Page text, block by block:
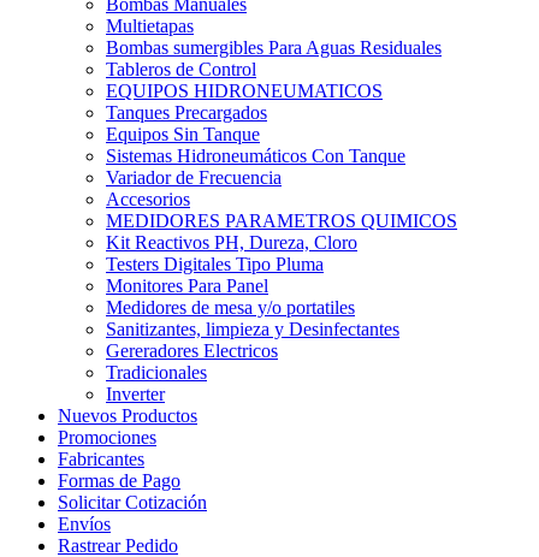
Bombas Manuales
Multietapas
Bombas sumergibles Para Aguas Residuales
Tableros de Control
EQUIPOS HIDRONEUMATICOS
Tanques Precargados
Equipos Sin Tanque
Sistemas Hidroneumáticos Con Tanque
Variador de Frecuencia
Accesorios
MEDIDORES PARAMETROS QUIMICOS
Kit Reactivos PH, Dureza, Cloro
Testers Digitales Tipo Pluma
Monitores Para Panel
Medidores de mesa y/o portatiles
Sanitizantes, limpieza y Desinfectantes
Gereradores Electricos
Tradicionales
Inverter
Nuevos Productos
Promociones
Fabricantes
Formas de Pago
Solicitar Cotización
Envíos
Rastrear Pedido